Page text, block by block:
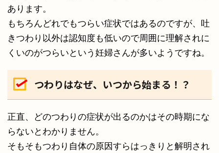
あります。
もちろんどれでもつらい症状ではあるのですが、吐
きつわり以外は認知度も低いので周囲に理解されに
くいのがつらいという妊婦さんが多いようですね。
つわりはなぜ、いつから始まる！？
正直、どのつわりの症状が出るのかはその時期にな
らないとわかりません。
そもそもつわり自体の原因すらはっきりと解明され